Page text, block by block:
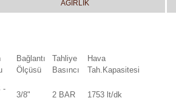
AĞIRLIK
Bağlantı
Ölçüsü
Tahliye
Basıncı
Hava
Tah.Kapasitesi
-
3/8" 2 BAR
1753 lt/dk